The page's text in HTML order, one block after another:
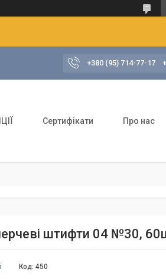
+380 (95) 714-77-17
Сертифікати Про нас
штифти 04 №30,
Код: 450